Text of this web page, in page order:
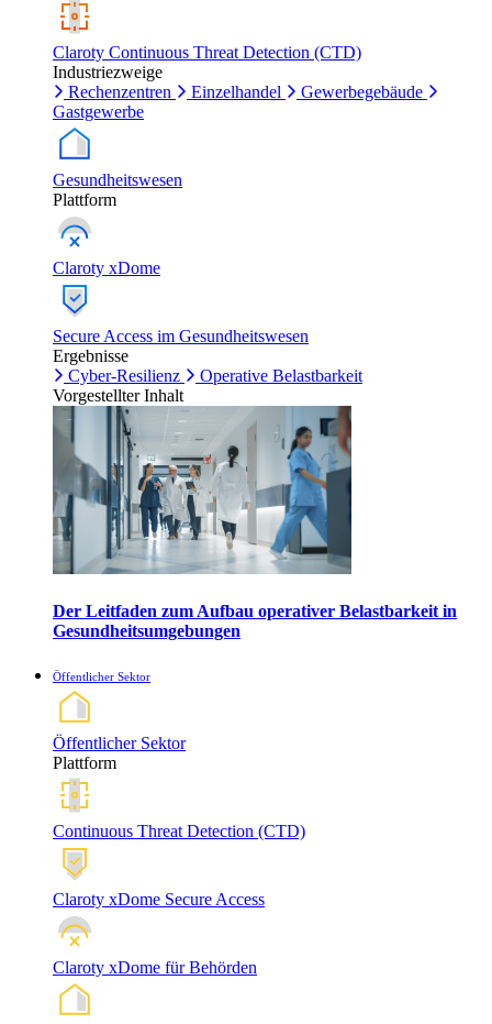
Claroty Continuous Threat Detection (CTD)
Industriezweige
Rechenzentren
Einzelhandel
Gewerbegebäude
Gastgewerbe
Gesundheitswesen
Plattform
Claroty xDome
Secure Access im Gesundheitswesen
Ergebnisse
Cyber-Resilienz
Operative Belastbarkeit
Vorgestellter Inhalt
Der Leitfaden zum Aufbau operativer Belastbarkeit in
Gesundheitsumgebungen
Öffentlicher Sektor
Öffentlicher Sektor
Plattform
Continuous Threat Detection (CTD)
Claroty xDome Secure Access
Claroty xDome für Behörden